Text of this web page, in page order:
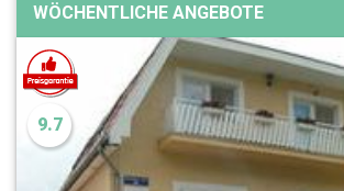
WÖCHENTLICHE ANGEBOTE
9.7